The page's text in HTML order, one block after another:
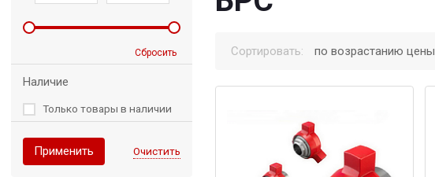
Сбросить
Наличие
Только товары в наличии
Применить Очистить
Сортировать: по возрастанию цены